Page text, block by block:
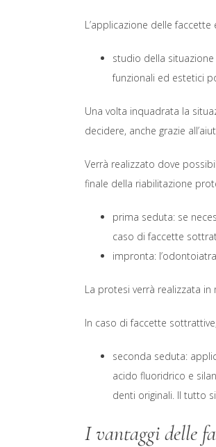
L’applicazione delle
studio della
funzionali ed estetici
Una volta inquadrata la
decidere, anche grazie
Verrà realizzato dove
finale della riabilitazione
prima seduta: se
caso di faccette
impronta:
La protesi verrà realizzata
In caso di faccette
seconda seduta:
acido fluoridrico e
denti originali. Il tutto
I vantaggi delle